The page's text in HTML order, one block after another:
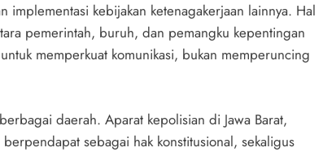
kebijakan ketenagakerjaan lainnya. Hal
pemerintah, buruh, dan pemangku kepentingan
memperkuat komunikasi, bukan memperuncing
daerah. Aparat kepolisian di Jawa Barat,
sebagai hak konstitusional, sekaligus